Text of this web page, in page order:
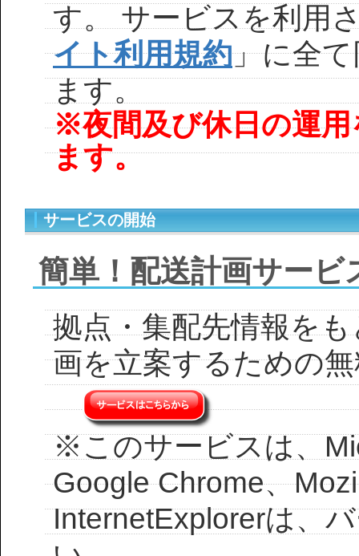
す。 サービスを利用
イト利用規約」に全
ます。
※夜間及び休日の運
ます。
サービスの開始
簡単！配送計画サービ
拠点・集配先情報を
画を立案するための
※このサービスは、
Google Chrome、
InternetExplorerは、